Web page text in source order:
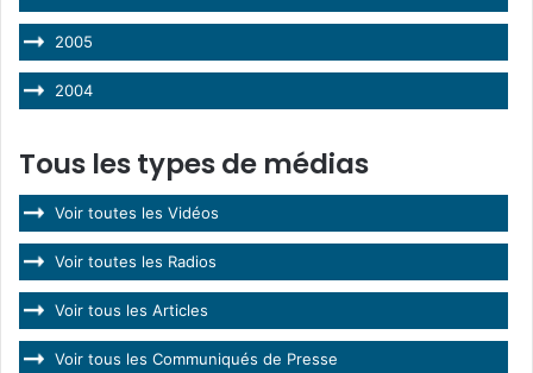
2005
2004
Tous les types de médias
Voir toutes les Vidéos
Voir toutes les Radios
Voir tous les Articles
Voir tous les Communiqués de Presse